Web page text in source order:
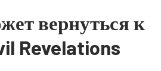
вернуться к
Revelations